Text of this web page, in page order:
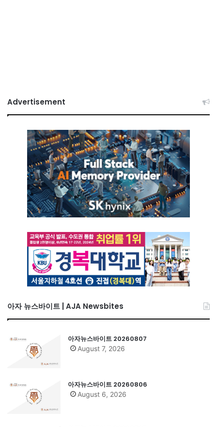
Advertisement
아자 뉴스바이트 | AJA Newsbites
아자뉴스바이트 20260807
August 7, 2026
아자뉴스바이트 20260806
August 6, 2026